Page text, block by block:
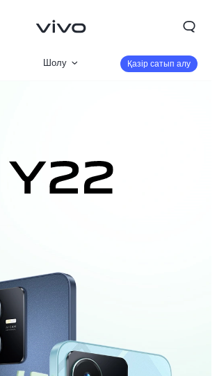
| Елді/аймақты таңдаңыз
Шолу Қазір сатып алу